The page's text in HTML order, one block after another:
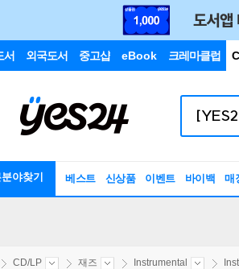
서 외국도서 중고샵 eBook 크레마클럽
야찾기 베스트 신상품 이벤트 바이백 매
CD/LP 재즈 Instrumental